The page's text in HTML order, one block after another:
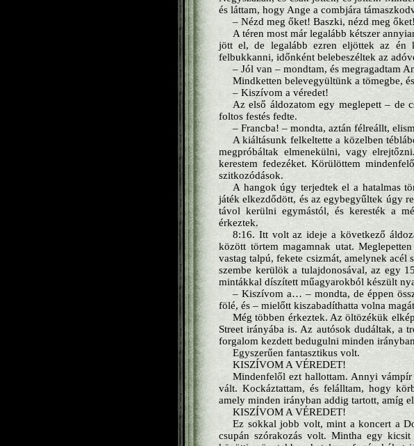
és láttam, hogy Ange a combjára
– Nézd meg őket! Baszki, nézd meg
A téren most már legalább kétszer
jött el, de legalább ezren eljöttek az én
felbukkanni, időnként belebeszéltek az
– Jól van – mondtam, és megragadtam
Mindketten belevegyültünk a tömegbe,
– Kiszívom a véredet!
Az első áldozatom egy meglepett – de
foltos festés fedte.
– Francba! – mondta, aztán félreállt,
A kiáltásunk felkeltette a közelben
megpróbáltak elmenekülni, vagy
kerestem fedezéket. Körülöttem
szitkozódások.
A hangok úgy terjedtek el a hatalmas
játék elkezdődött, és az egybegyűltek úgy
távol kerülni egymástól, és keresték a
érkeztek.
8:16. Itt volt az ideje a következő
között törtem magamnak utat.
vastag talpú, fekete csizmát, amelynek acél
szembe kerülök a tulajdonosával, az egy
mintákkal díszített műagyarokból készült
– Kiszívom a… – mondta, de éppen
fölé, és – mielőtt kiszabadíthatta volna
Még többen érkeztek. Az öltözékük
Street irányába is. Az autósok dudáltak, a
forgalom kezdett bedugulni minden
Egyszerűen fantasztikus volt.
KISZÍVOM A VÉREDET!
Mindenfelől ezt hallottam. Annyi
vált. Kockáztattam, és felálltam, hogy
amely minden irányban addig tartott, amíg
KISZÍVOM A VÉREDET!
Ez sokkal jobb volt, mint a koncert a
csupán szórakozás volt. Mintha egy